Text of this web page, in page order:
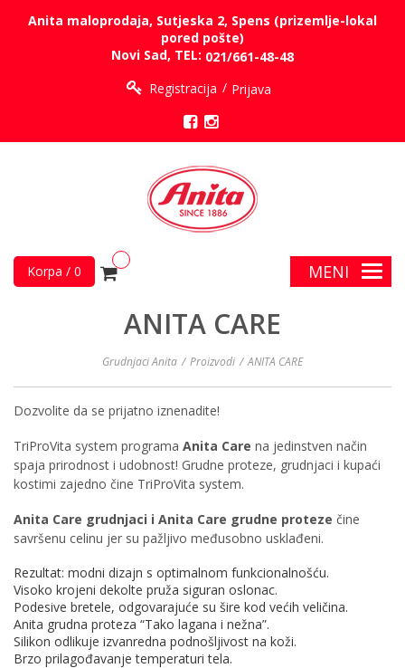
Anita maloprodaja, Sutjeska 2, Spens (prizemlje-lokal
pored pošte)
Novi Sad, TEL: 021/661-48-48
Registracija
Prijava
MENI
Korpa / 0
ANITA CARE
Grudnjaci Anita Proizvodi ANITA CARE
Dozvolite da se prijatno iznenadite!
TriProVita system programa Anita Care na jedinstven način
spaja prirodnost i udobnost! Grudne proteze, grudnjaci i kupaći
kostimi zajedno čine TriProVita system.
Anita Care grudnjaci i Anita Care grudne proteze čine
savršenu celinu jer su pažljivo međusobno usklađeni.
Rezultat: modni dizajn s optimalnom funkcionalnošću.
Visoko krojeni dekolte pruža siguran oslonac.
Podesive bretele, odgovarajuće su šire kod većih veličina.
Anita grudna proteza “Tako lagana i nežna”.
Silikon odlikuje izvanredna podnošljivost na koži.
Brzo prilagođavanje temperaturi tela.